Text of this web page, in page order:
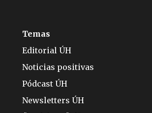
Temas
Editorial ÚH
Noticias positivas
Pódcast ÚH
Newsletters ÚH